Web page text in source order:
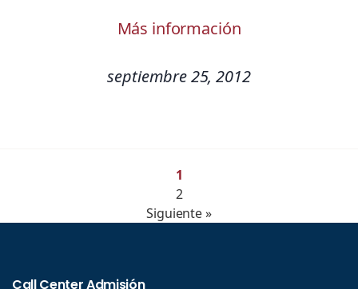
Más información
septiembre 25, 2012
1
2
Siguiente »